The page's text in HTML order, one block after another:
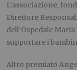
L’associazione,
Direttore
dell’Ospedale
supportare i
Altro premiato